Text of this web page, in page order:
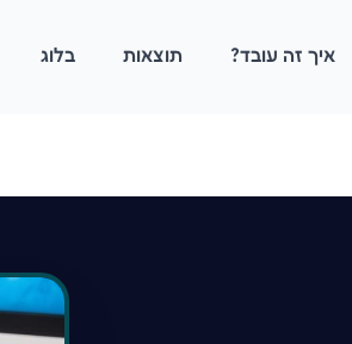
איך זה עובד? תוצאות בלוג